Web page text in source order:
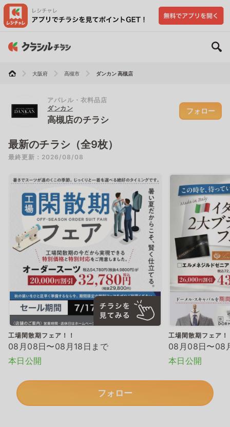
大阪府 高槻市 ダンカン 高槻店
アパレル・衣料品店
ダンカン
高槻店のチラシ
フォロー
最新のチラシ（全9枚）
最終更新：2026/08/08
工場閑散期フェア！！
08月08日〜08月18日まで
本日公開
工場閑散期フェア！
08月08日〜08
本日公開
フォロー